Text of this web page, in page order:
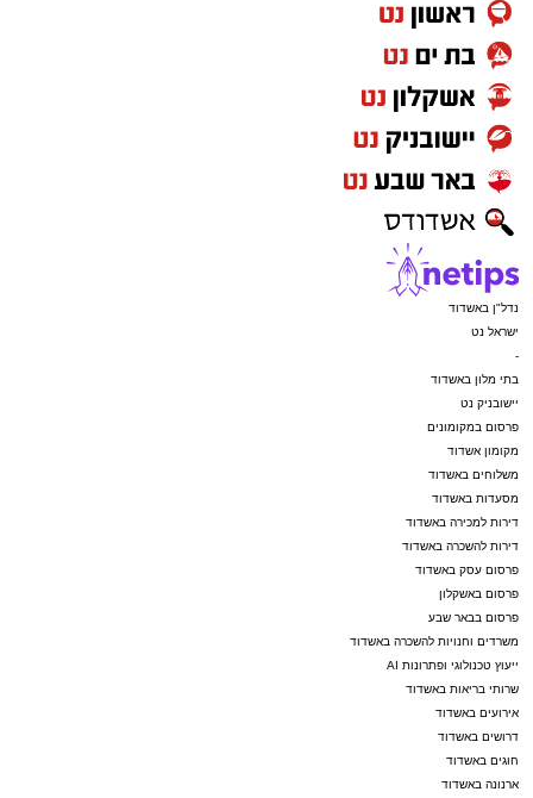
נדל"ן באשדוד
ישראל נט
-
בתי מלון באשדוד
יישובניק נט
פרסום במקומונים
מקומון אשדוד
משלוחים באשדוד
מסעדות באשדוד
דירות למכירה באשדוד
דירות להשכרה באשדוד
פרסום עסק באשדוד
פרסום באשקלון
פרסום בבאר שבע
משרדים וחנויות להשכרה באשדוד
ייעוץ טכנולוגי ופתרונות AI
שרותי בריאות באשדוד
אירועים באשדוד
דרושים באשדוד
חוגים באשדוד
ארנונה באשדוד